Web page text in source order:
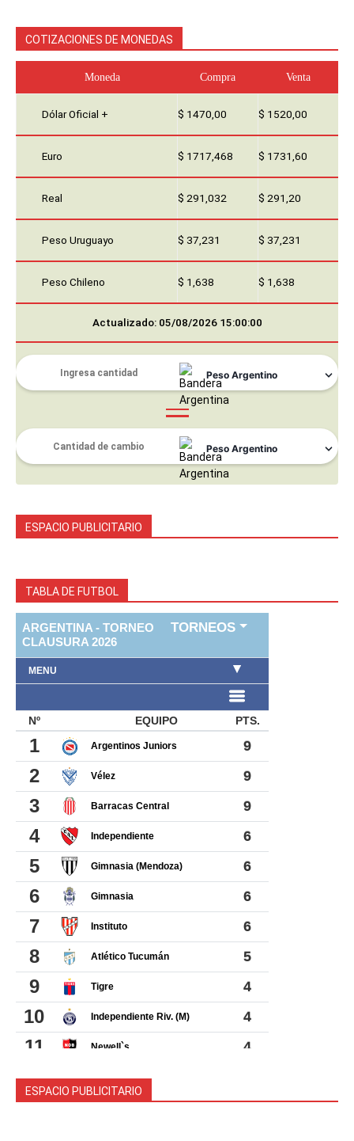
COTIZACIONES DE MONEDAS
Moneda Compra Venta
Dólar Oficial + $ 1470,00 $ 1520,00
Euro $ 1717,468 $ 1731,60
Real $ 291,032 $ 291,20
Peso Uruguayo $ 37,231 $ 37,231
Peso Chileno $ 1,638 $ 1,638
Actualizado: 05/08/2026 15:00:00
ESPACIO PUBLICITARIO
TABLA DE FUTBOL
ESPACIO PUBLICITARIO